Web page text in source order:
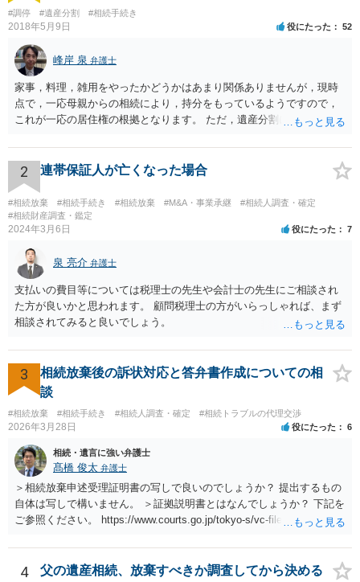
#調停 #遺産分割 #相続手続き
2018年5月9日 役にたった 52
峰岸 泉 弁護士
家事，料理，雑用をやったかどうかはあまり関係ありませんが，現時
点で，一応母親からの相続により，持分をもっているようですので，
これが一応の居住権の根拠となります。 ただ，遺産分割により，母の
2 連帯保証人が亡くなった場合
#相続放棄 #相続手続き #相続放棄 #M&A・事業承継
#相続人調査・確定
#相続財産調査・鑑定
2024年3月6日 役にたった 7
泉 亮介 弁護士
支払いの費目等については税理士の先生や会計士の先生にご相談され
た方が良いかと思われます。 顧問税理士の方がいらっしゃれば、まず
相談されてみると良いでしょう。
3
相続放棄後の訴状対応と答弁書作成についての相
談
#相続放棄 #相続手続き #相続人調査・確定 #相続トラブルの代理交渉
2026年3月28日 役にたった 6
相続・遺言に強い弁護士
髙橋 俊太 弁護士
＞相続放棄申述受理証明書の写しで良いのでしょうか？ 提出するもの
自体は写しで構いません。 ＞証拠説明書とはなんでしょうか？ 下記を
ご参照ください。 https://www.courts.go.jp/tokyo-s/vc-files/tokyo-s/file/
4
父の遺産相続、放棄すべきか調査してから決める